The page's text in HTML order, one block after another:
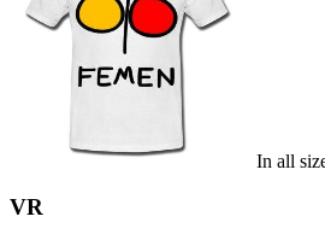
In all
VR